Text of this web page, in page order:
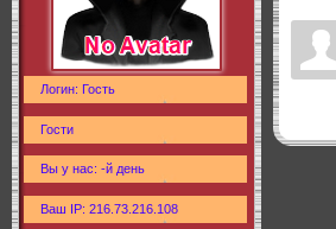
Логин: Гость
Гости
Вы у нас: -й день
Ваш IP: 216.73.216.108